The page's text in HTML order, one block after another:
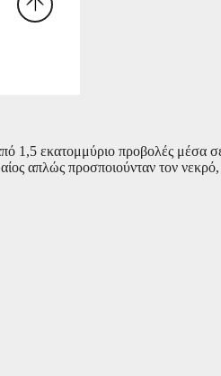
1,5 εκατομμύριο προβολές μέσα
απλώς προσποιούνταν τον